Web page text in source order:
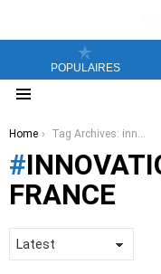
POPULAIRES
You are here:
Home Tag Archives: innovations médicales France
FRANCE